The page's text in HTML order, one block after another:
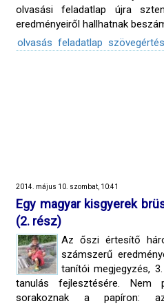
olvasási feladatlap újra
eredményeiről hallhatnak
olvasás feladatlap szövegértés
2014. május 10. szombat, 10:41
Egy magyar kisgyerek
(2. rész)
Az őszi értesítő
számszerű
tanítói megjegyzés,
tanulás fejlesztésére. Nem
sorakoznak a papíron: